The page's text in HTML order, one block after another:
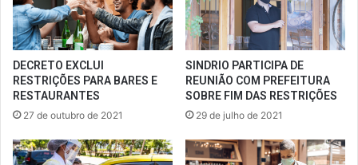
DECRETO EXCLUI
RESTRIÇÕES PARA BARES E
RESTAURANTES
27 de outubro de 2021
SINDRIO PARTICIPA DE
REUNIÃO COM PREFEITURA
SOBRE FIM DAS RESTRIÇÕES
29 de julho de 2021